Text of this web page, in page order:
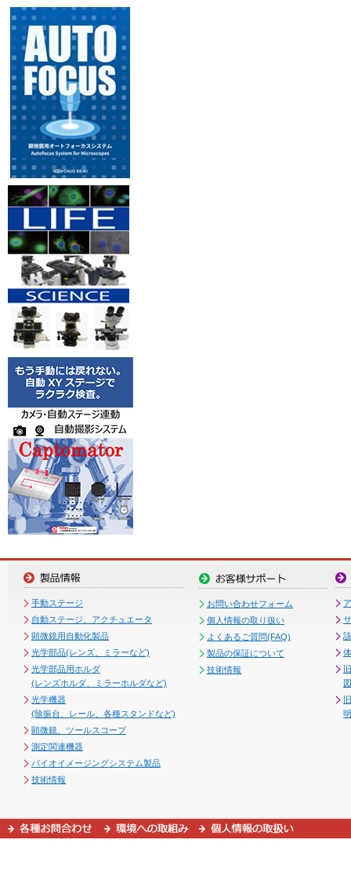
手動ステージ
自動ステージ、アクチュエータ
顕微鏡用自動化製品
光学部品(レンズ、ミラーなど)
光学部品用ホルダ
(レンズホルダ、ミラーホルダなど)
光学機器
(除振台、レール、各種スタンドなど)
顕微鏡、ツールスコープ
測定関連機器
バイオイメージングシステム製品
技術情報
お問い合わせフォーム
個人情報の取り扱い
よくあるご質問(FAQ)
製品の保証について
技術情報